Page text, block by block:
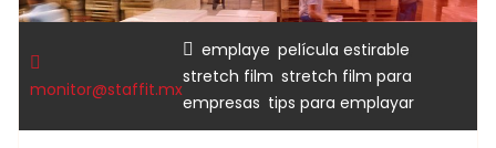
monitor@staffit.mx
emplaye película estirable
stretch film stretch film para
empresas tips para emplayar